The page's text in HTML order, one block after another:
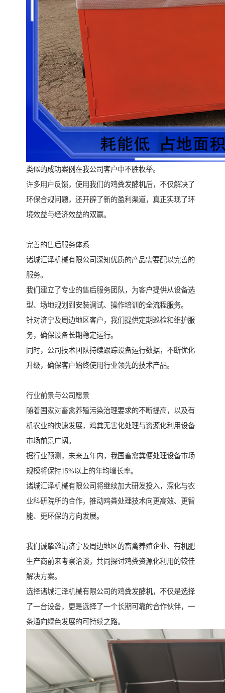
类似的成功案例在我公司客户中不胜枚举。
许多用户反馈，使用我们的鸡粪发酵机后，不仅解决了
环保合规问题，还开辟了新的盈利渠道，真正实现了环
境效益与经济效益的双赢。
完善的售后服务体系
诸城汇泽机械有限公司深知优质的产品需要配以完善的
服务。
我们建立了专业的售后服务团队，为客户提供从设备选
型、场地规划到安装调试、操作培训的全流程服务。
针对济宁及周边地区客户，我们提供定期巡检和维护服
务，确保设备长期稳定运行。
同时，公司技术团队持续跟踪设备运行数据，不断优化
升级，确保客户始终使用行业领先的技术产品。
行业前景与公司愿景
随着国家对畜禽养殖污染治理要求的不断提高，以及有
机农业的快速发展，鸡粪无害化处理与资源化利用设备
市场前景广阔。
据行业预测，未来五年内，我国畜禽粪便处理设备市场
规模将保持15%以上的年均增长率。
诸城汇泽机械有限公司将继续加大研发投入，深化与农
业科研院所的合作，推动鸡粪处理技术向更高效、更智
能、更环保的方向发展。
我们诚挚邀请济宁及周边地区的畜禽养殖企业、有机肥
生产商前来考察洽谈，共同探讨鸡粪资源化利用的较佳
解决方案。
选择诸城汇泽机械有限公司的鸡粪发酵机，不仅是选择
了一台设备，更是选择了一个长期可靠的合作伙伴，一
条通向绿色发展的可持续之路。